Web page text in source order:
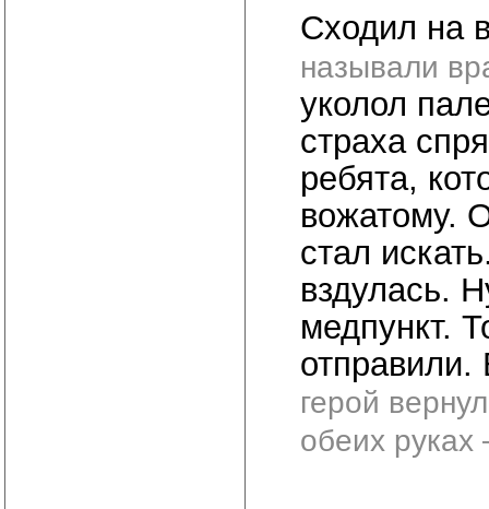
Сходил на
называли
уколол
страха
ребята,
вожатому.
стал
вздулась.
медпункт.
отправили.
герой
обеих